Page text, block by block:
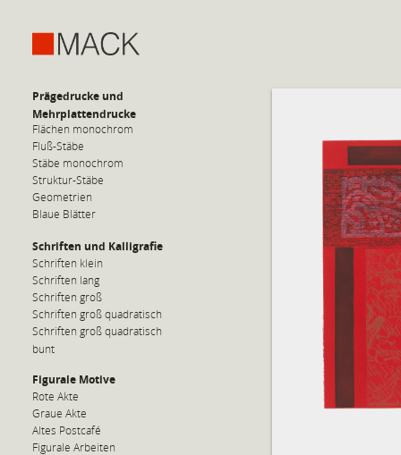
Prägedrucke und
Mehrplattendrucke
Flächen monochrom
Fluß-Stäbe
Stäbe monochrom
Struktur-Stäbe
Geometrien
Blaue Blätter
Schriften und Kalligrafie
Schriften klein
Schriften lang
Schriften groß
Schriften groß quadratisch
Schriften groß quadratisch
bunt
Figurale Motive
Rote Akte
Graue Akte
Altes Postcafé
Figurale Arbeiten